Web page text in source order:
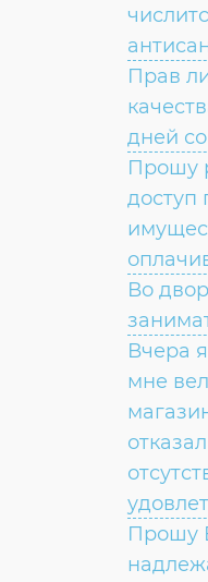
Прав
дней
Прошу
доступ
Во
Вчера
мне
Прошу